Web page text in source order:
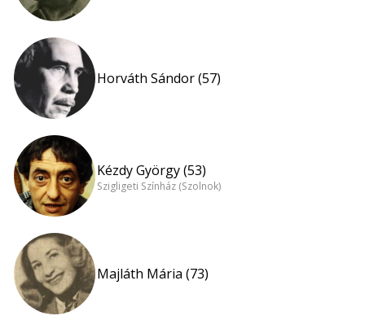
Horváth Sándor (57)
Kézdy György (53)
Szigligeti Színház (Szolnok)
Majláth Mária (73)